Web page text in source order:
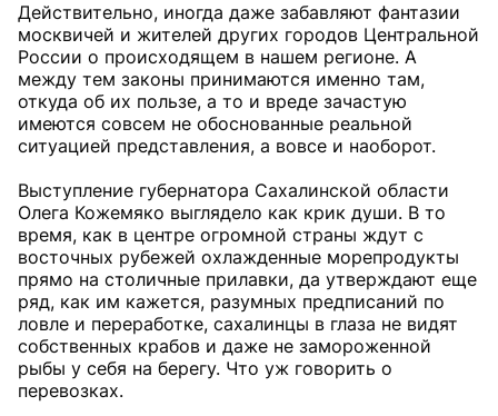
Действительно, иногда даже забавляют фантазии
москвичей и жителей других городов Центральной
России о происходящем в нашем регионе. А
между тем законы принимаются именно там,
откуда об их пользе, а то и вреде зачастую
имеются совсем не обоснованные реальной
ситуацией представления, а вовсе и наоборот.
Выступление губернатора Сахалинской области
Олега Кожемяко выглядело как крик души. В то
время, как в центре огромной страны ждут с
восточных рубежей охлажденные морепродукты
прямо на столичные прилавки, да утверждают еще
ряд, как им кажется, разумных предписаний по
ловле и переработке, сахалинцы в глаза не видят
собственных крабов и даже не замороженной
рыбы у себя на берегу. Что уж говорить о
перевозках.